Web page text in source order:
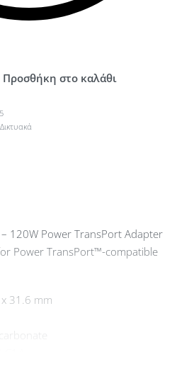
Προσθήκη στο καλάθι
Δικτυακά
120W Power TransPort Adapter
Power TransPort™-compatible
31.6 mm
AC